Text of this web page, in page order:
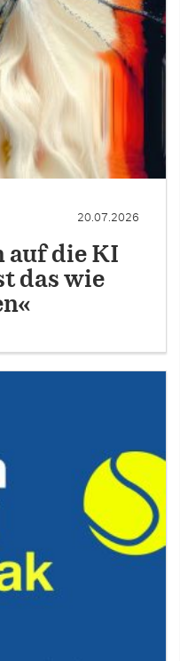
20.07.2026
auf die KI
das wie